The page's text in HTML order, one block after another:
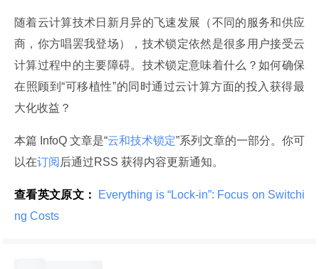
随着云计算技术日新月异的飞速发展（不同的服务和供应
商，你方唱罢我登场），技术锁定依然是很多用户接受云
计算过程中的主要障碍。技术锁定意味着什么？如何确保
在照顾到“可移植性”的同时通过云计算方面的投入获得最
大化收益？
本篇 InfoQ 文章是“云和技术锁定”系列文章的一部分。你可
以在订阅 后通过RSS 获得内容更新通知。
查看英文原文：
Everything is “Lock-in”: Focus on Switchi
ng Costs